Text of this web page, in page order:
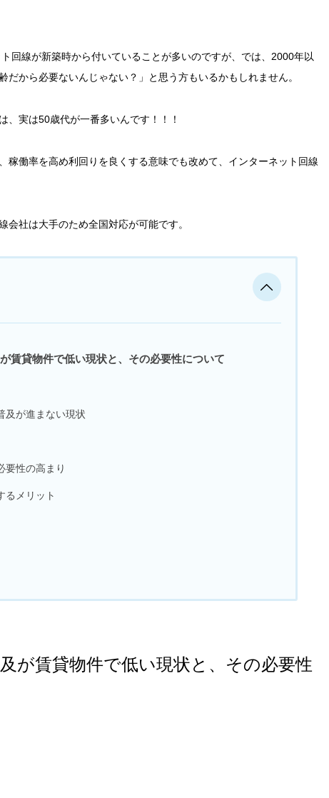
回線が新築時から付いていることが多いのですが、では、2000年以
から必要ないんじゃない？」と思う方もいるかもしれません。
、実は50歳代が一番多いんです！！！
稼働率を高め利回りを良くする意味でも改めて、インターネット回線
社は大手のため全国対応が可能です。
賃貸物件で低い現状と、その必要性について
及が進まない現状
要性の高まり
るメリット
が賃貸物件で低い現状と、その必要性